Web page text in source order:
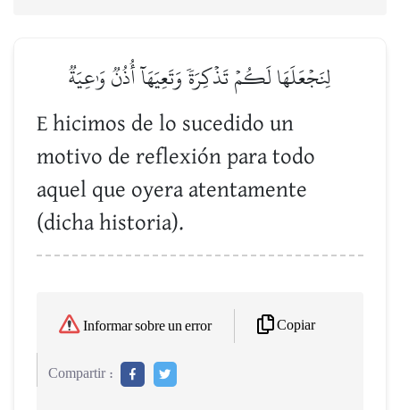
لِنَجۡعَلَهَا لَكُمۡ تَذۡكِرَةٗ وَتَعِيَهَآ أُذُنٞ وَٰعِيَةٞ
E hicimos de lo sucedido un
motivo de reflexión para todo
aquel que oyera atentamente
(dicha historia).
Informar sobre un error Copiar
Compartir :